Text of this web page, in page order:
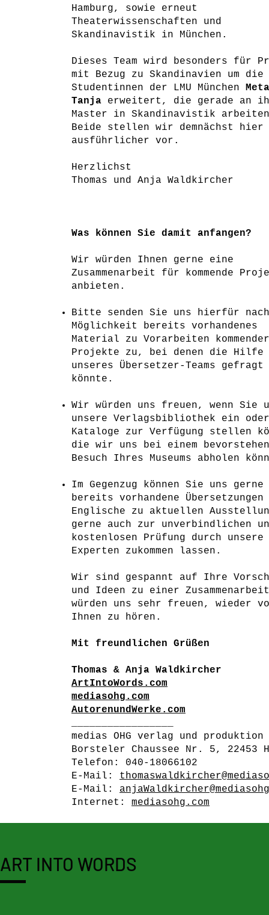
Hamburg, sowie erneut
Theaterwissenschaften und
Skandinavistik in München.
Dieses Team wird besonders für
mit Bezug zu Skandinavien um die
Studentinnen der LMU München Meta
Tanja erweitert, die gerade an
Master in Skandinavistik
Beide stellen wir demnächst hier
ausführlicher vor.
Herzlichst
Thomas und Anja Waldkircher
Was können Sie damit anfangen?
Wir würden Ihnen gerne eine
Zusammenarbeit für kommende
anbieten.
Bitte senden Sie uns hierfür nach
Möglichkeit bereits vorhandenes
Material zu Vorarbeiten kommender
Projekte zu, bei denen die Hilfe
unseres Übersetzer-Teams
könnte.
Wir würden uns freuen, wenn Sie
unsere Verlagsbibliothek ein
Kataloge zur Verfügung stellen
die wir uns bei einem
Besuch Ihres Museums abholen
Im Gegenzug können Sie uns gerne
bereits vorhandene
Englische zu aktuellen
gerne auch zur unverbindlichen
kostenlosen Prüfung durch unsere
Experten zukommen lassen.
Wir sind gespannt auf Ihre
und Ideen zu einer
würden uns sehr freuen, wieder
Ihnen zu hören.
Mit freundlichen Grüßen
Thomas & Anja Waldkircher
ArtIntoWords.com
mediasohg.com
AutorenundWerke.com
medias OHG verlag und produktion
Borsteler Chaussee Nr. 5, 22453
Telefon: 040-18066102
E-Mail:
E-Mail:
Internet: mediasohg.com
ART INTO WORDS